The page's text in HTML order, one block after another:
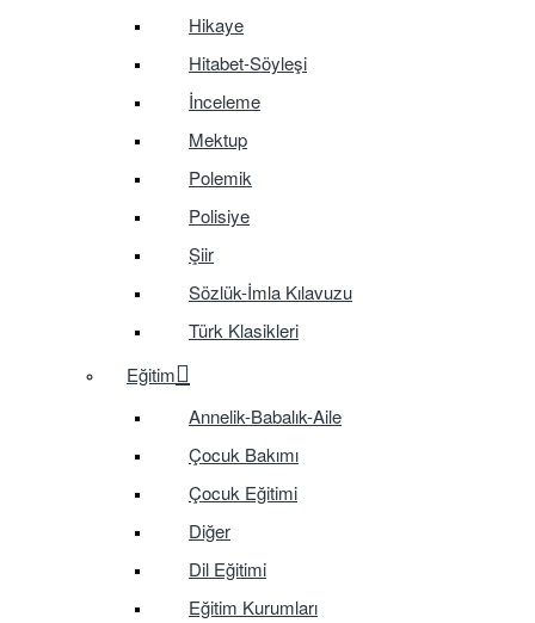
Hikaye
Hitabet-Söyleşi
İnceleme
Mektup
Polemik
Polisiye
Şiir
Sözlük-İmla Kılavuzu
Türk Klasikleri
Eğitim
Annelik-Babalık-Aile
Çocuk Bakımı
Çocuk Eğitimi
Diğer
Dil Eğitimi
Eğitim Kurumları